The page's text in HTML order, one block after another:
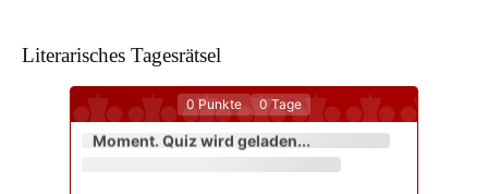
Literarisches Tagesrätsel
0 Punkte 0 Tage
Moment. Quiz wird geladen...